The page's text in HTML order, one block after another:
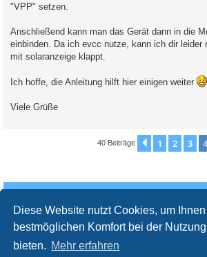
Diese Website nutzt Cookies, um
bestmöglichen Komfort bei der
bieten. Mehr erfahren
"VPP" setzen.
Anschließend kann man das Gerät dann in die
einbinden. Da ich evcc nutze, kann ich dir leider
mit solaranzeige klappt.
Ich hoffe, die Anleitung hilft hier einigen weiter
Viele Grüße
40 Beiträge Vorherige
1 2 3
4
Impressum